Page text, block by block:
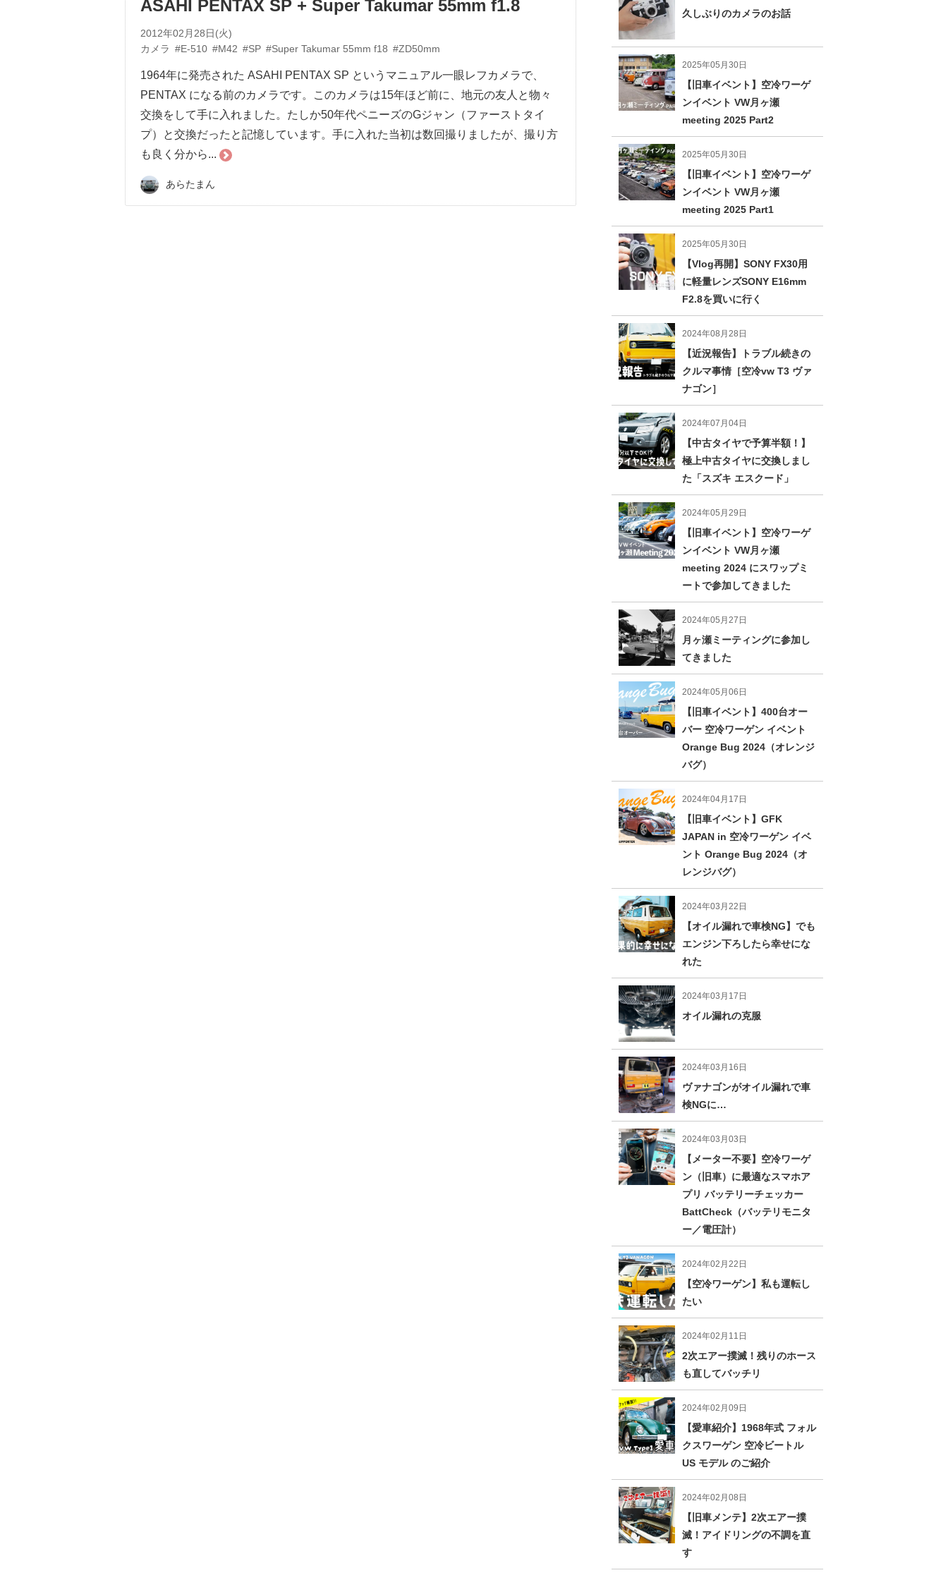
ASAHI PENTAX SP + Super Takumar 55mm f1.8
2012年02月28日(火)
カメラ #E-510 #M42 #SP #Super Takumar 55mm f18 #ZD50mm
1964年に発売された ASAHI PENTAX SP というマニュアル一眼レフカメラで、
PENTAX になる前のカメラです。このカメラは15年ほど前に、地元の友人と物々
交換をして手に入れました。たしか50年代ペニーズのGジャン（ファーストタイ
プ）と交換だったと記憶しています。手に入れた当初は数回撮りましたが、撮り方
も良く分から...
あらたまん
久しぶりのカメラのお話
2025年05月30日
【旧車イベント】空冷ワーゲ
ンイベント VW月ヶ瀬
meeting 2025 Part2
2025年05月30日
【旧車イベント】空冷ワーゲ
ンイベント VW月ヶ瀬
meeting 2025 Part1
2025年05月30日
【Vlog再開】SONY FX30用
に軽量レンズSONY E16mm
F2.8を買いに行く
2024年08月28日
【近況報告】トラブル続きの
クルマ事情［空冷vw T3 ヴァ
ナゴン］
2024年07月04日
【中古タイヤで予算半額！】
極上中古タイヤに交換しまし
た「スズキ エスクード」
2024年05月29日
【旧車イベント】空冷ワーゲ
ンイベント VW月ヶ瀬
meeting 2024 にスワップミ
ートで参加してきました
2024年05月27日
月ヶ瀬ミーティングに参加し
てきました
2024年05月06日
【旧車イベント】400台オー
バー 空冷ワーゲン イベント
Orange Bug 2024（オレンジ
バグ）
2024年04月17日
【旧車イベント】GFK
JAPAN in 空冷ワーゲン イベ
ント Orange Bug 2024（オ
レンジバグ）
2024年03月22日
【オイル漏れで車検NG】でも
エンジン下ろしたら幸せにな
れた
2024年03月17日
オイル漏れの克服
2024年03月16日
ヴァナゴンがオイル漏れで車
検NGに…
2024年03月03日
【メーター不要】空冷ワーゲ
ン（旧車）に最適なスマホア
プリ バッテリーチェッカー
BattCheck（バッテリモニタ
ー／電圧計）
2024年02月22日
【空冷ワーゲン】私も運転し
たい
2024年02月11日
2次エアー撲滅！残りのホース
も直してバッチリ
2024年02月09日
【愛車紹介】1968年式 フォル
クスワーゲン 空冷ビートル
US モデル のご紹介
2024年02月08日
【旧車メンテ】2次エアー撲
滅！アイドリングの不調を直
す